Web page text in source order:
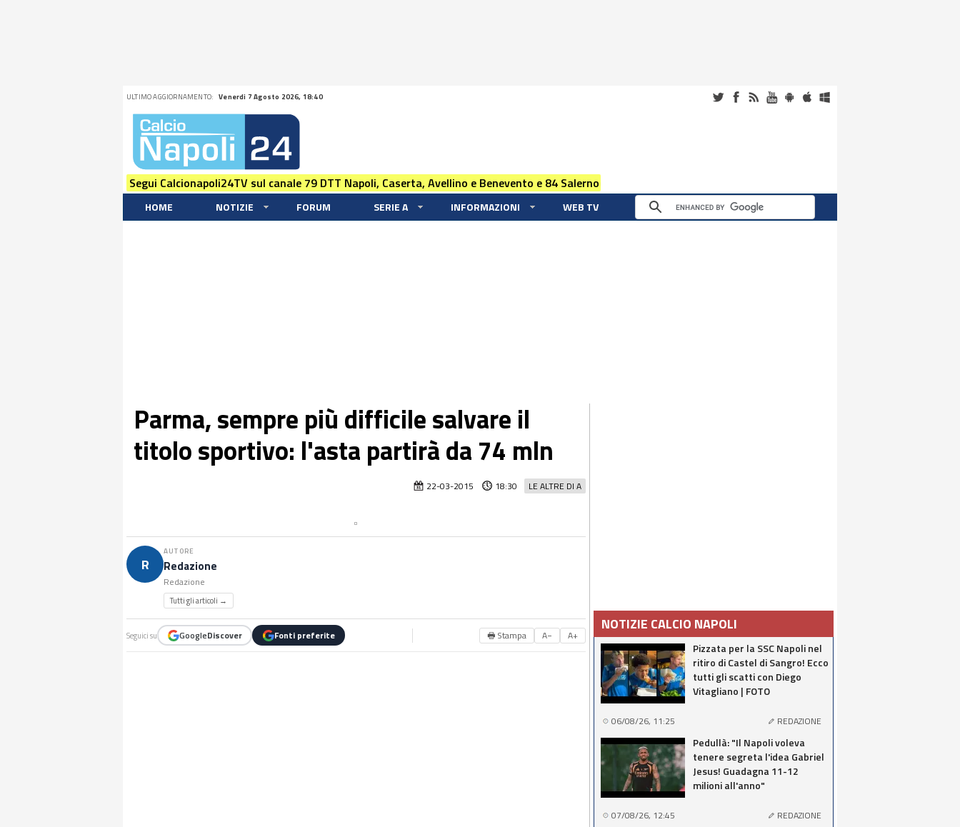
ULTIMO AGGIORNAMENTO: Venerdi 7 Agosto 2026, 18:40
Segui Calcionapoli24TV sul canale 79 DTT Napoli, Caserta, Avellino e Benevento e 84 Salerno
HOME NOTIZIE FORUM SERIE A INFORMAZIONI WEB TV
Parma, sempre più difficile salvare il
titolo sportivo: l'asta partirà da 74 mln
LE ALTRE DI A
22-03-2015 18:30
R
AUTORE
Redazione
Redazione
Tutti gli articoli →
Seguici su GoogleDiscover Fonti preferite 🖶 Stampa A− A+
NOTIZIE CALCIO NAPOLI
Pizzata per la SSC Napoli nel
ritiro di Castel di Sangro! Ecco
tutti gli scatti con Diego
Vitagliano | FOTO
06/08/26, 11:25 REDAZIONE
Pedullà: "Il Napoli voleva
tenere segreta l'idea Gabriel
Jesus! Guadagna 11-12
milioni all'anno"
07/08/26, 12:45 REDAZIONE